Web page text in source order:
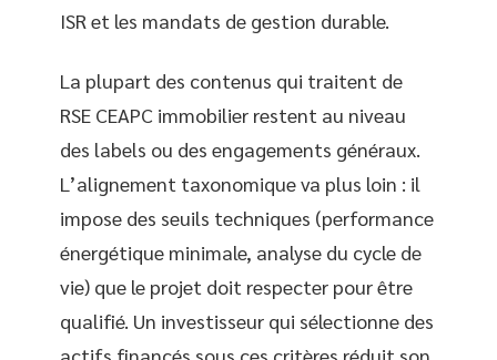
ISR et les mandats de gestion durable.
La plupart des contenus qui traitent de
RSE CEAPC immobilier restent au niveau
des labels ou des engagements généraux.
L’alignement taxonomique va plus loin : il
impose des seuils techniques (performance
énergétique minimale, analyse du cycle de
vie) que le projet doit respecter pour être
qualifié. Un investisseur qui sélectionne des
actifs financés sous ces critères réduit son